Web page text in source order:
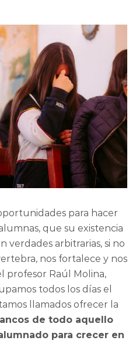
para hacer
que su existencia
verdades arbitrarias, si no
nos fortalece y nos
profesor Raúl Molina,
todos los días el
llamados ofrecer la
de todo aquello
para crecer en